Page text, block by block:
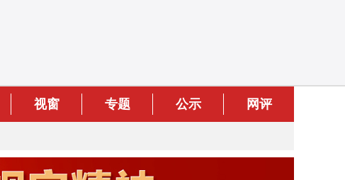
视窗 专题 公示 网评